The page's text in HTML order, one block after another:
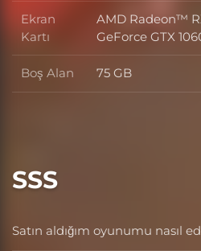
Ekran
Kartı
Ekran Kartı
AMD Radeon™
GeForce GTX
Boş Alan Boş Alan
75 GB
SSS
Satın aldığım oyunumu nasıl